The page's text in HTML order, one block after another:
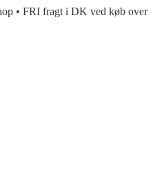
• FRI fragt i DK ved køb over